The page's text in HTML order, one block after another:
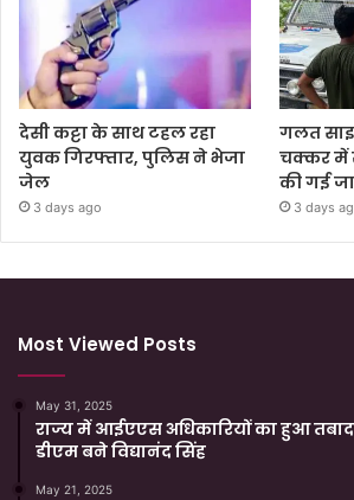
देसी कट्टा के साथ टहल रहा
युवक गिरफ्तार, पुलिस ने भेजा
जेल
3 days ago
गलत
चक्कर में
की गई
3 days
Most Viewed Posts
May 31, 2025
राज्य में आईएएस अधिकारियों का हुआ
डीएम बने विद्यानंद सिंह
May 21, 2025